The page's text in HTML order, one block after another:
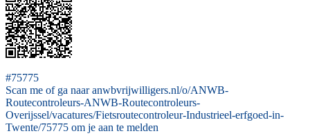
#75775
Scan me of ga naar anwbvrijwilligers.nl/o/ANWB-
Routecontroleurs-ANWB-Routecontroleurs-
Overijssel/vacatures/Fietsroutecontroleur-Industrieel-erfgoed-in-
Twente/75775 om je aan te melden